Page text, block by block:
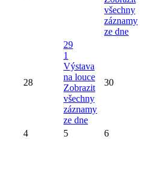
všechny
záznamy
ze dne
28
29
1
Výstava
na louce
Zobrazit
všechny
záznamy
ze dne
30
4 5 6